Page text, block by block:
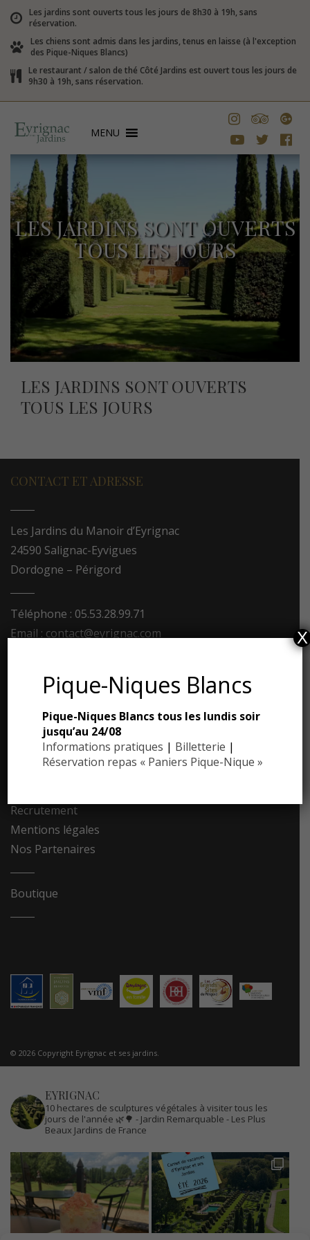
Les jardins sont ouverts tous les jours de 8h30 à 19h, sans
réservation.
Les chiens sont admis dans les jardins, tenus en laisse (à l'exception
des Pique-Niques Blancs)
Le restaurant / salon de thé Côté Jardins est ouvert tous les jours de
9h30 à 19h, sans réservation.
MENU
LES JARDINS SONT OUVERTS
TOUS LES JOURS
LES JARDINS SONT OUVERTS
TOUS LES JOURS
CONTACT ET ADRESSE
Les Jardins du Manoir d’Eyrignac
24590 Salignac-Eyvigues
Dordogne – Périgord
Téléphone : 05.53.28.99.71
Email : contact@eyrignac.com
Communiqués de presse
Photothèque
Recrutement
Mentions légales
Nos Partenaires
Boutique
© 2026 Copyright Eyrignac et ses jardins.
EYRIGNAC
10 hectares de sculptures végétales à visiter tous les
jours de l'année 🌿🌳 - Jardin Remarquable - Les Plus
Beaux Jardins de France
Pique-Niques Blancs
Pique-Niques Blancs tous les lundis soir
jusqu’au 24/08
Informations pratiques | Billetterie |
Réservation repas « Paniers Pique-Nique »
X